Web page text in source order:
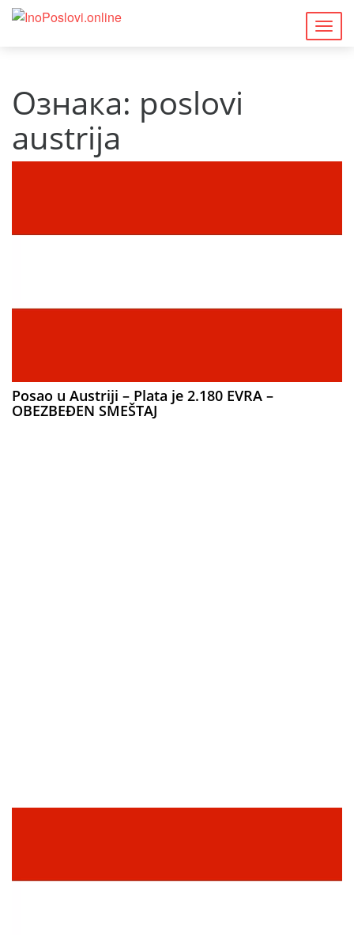
Ознака: poslovi
austrija
Posao u Austriji – Plata je 2.180 EVRA –
OBEZBEĐEN SMEŠTAJ